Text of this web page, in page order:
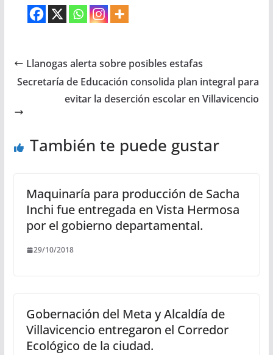
Llanogas alerta sobre posibles estafas
Secretaría de Educación consolida plan integral para
evitar la deserción escolar en Villavicencio
También te puede gustar
Maquinaría para producción de Sacha
Inchi fue entregada en Vista Hermosa
por el gobierno departamental.
29/10/2018
Gobernación del Meta y Alcaldía de
Villavicencio entregaron el Corredor
Ecológico de la ciudad.